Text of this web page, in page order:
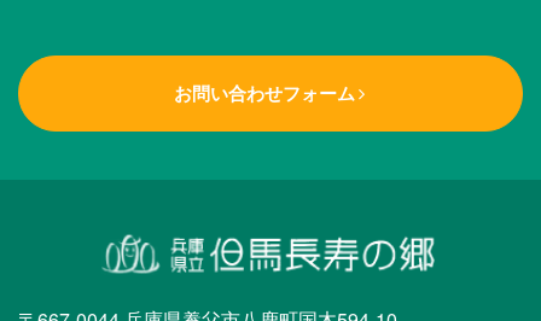
お問い合わせフォーム